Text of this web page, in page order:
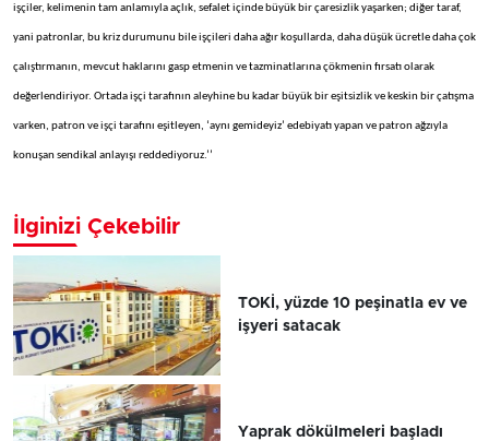
işçiler, kelimenin tam anlamıyla açlık, sefalet içinde büyük bir çaresizlik yaşarken; diğer taraf,
yani patronlar, bu kriz durumunu bile işçileri daha ağır koşullarda, daha düşük ücretle daha çok
çalıştırmanın, mevcut haklarını gasp etmenin ve tazminatlarına çökmenin fırsatı olarak
değerlendiriyor. Ortada işçi tarafının aleyhine bu kadar büyük bir eşitsizlik ve keskin bir çatışma
varken, patron ve işçi tarafını eşitleyen, ‘aynı gemideyiz’ edebiyatı yapan ve patron ağzıyla
konuşan sendikal anlayışı reddediyoruz.’’
İlginizi Çekebilir
TOKİ, yüzde 10 peşinatla ev ve
işyeri satacak
Yaprak dökülmeleri başladı